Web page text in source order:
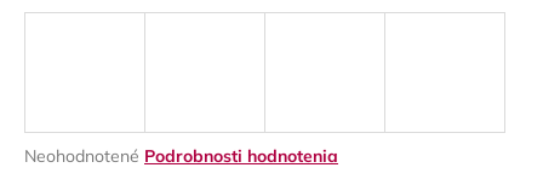
Priemerné
Neohodnotené Podrobnosti hodnotenia
ť
?